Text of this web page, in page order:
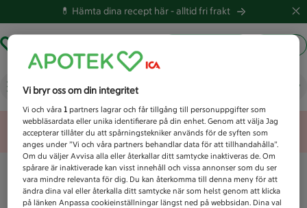
💊 Hämta dina recept här -alltid fri frakt
Vad letar du efter idag?
Unknown error
Vi bryr oss om din integritet
Vi och våra1 partners lagrar och får tillgång till personuppgifter som
webbläsardata eller unika identifierare på din enhet. Genom att välja Jag
accepterar tillåter du att spårningstekniker används för de syften som
anges under ”Vi och våra partners behandlar data för att tillhandahålla”.
Om du väljer Avvisa alla eller återkallar ditt samtycke inaktiveras de. Om
spårare är inaktiverade kan visst innehåll och vissa annonser som du ser
vara mindre relevanta för dig. Du kan återkomma till denna meny för att
ändra dina val eller återkalla ditt samtycke när som helst genom att klicka
på länken Anpassa cookieinställningar längst ned på webbsidan. Dina val